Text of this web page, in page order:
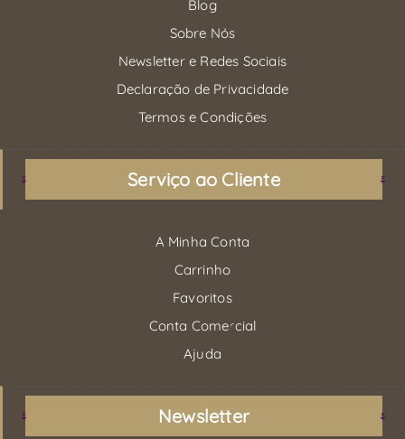
Blog
Sobre Nós
Newsletter e Redes Sociais
Declaração de Privacidade
Termos e Condições
Serviço ao Cliente
A Minha Conta
Carrinho
Favoritos
Conta Comercial
Ajuda
Newsletter